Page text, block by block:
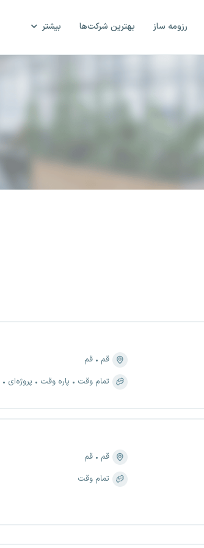
رزومه ساز بهترین شرکت‌ها بیشتر
قم
قم
تمام وقت
پاره وقت پروژه‌ای
قم
قم
تمام وقت